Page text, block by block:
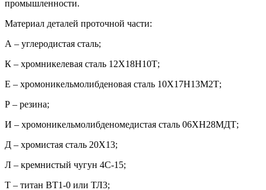
промышленности.
Материал деталей проточной части:
А – углеродистая сталь;
К – хромникелевая сталь 12Х18Н10Т;
Е – хромоникельмолибденовая сталь 10Х17Н13М2Т;
Р – резина;
И – хромоникельмолибденомедистая сталь 06ХН28МДТ;
Д – хромистая сталь 20Х13;
Л – кремнистый чугун 4С-15;
Т – титан ВТ1-0 или ТЛ3;